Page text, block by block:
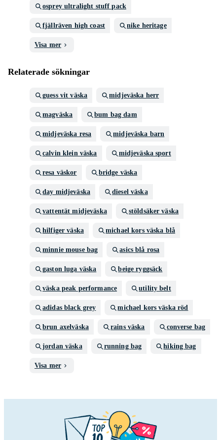
osprey ultralight stuff pack
fjällräven high coast nike heritage
Visa mer
Relaterade sökningar
guess vit väska midjeväska herr
magväska bum bag dam
midjeväska resa midjeväska barn
calvin klein väska midjeväska sport
resa väskor bridge väska
day midjeväska diesel väska
vattentät midjeväska stöldsäker väska
hilfiger väska michael kors väska blå
minnie mouse bag asics blå rosa
gaston luga väska beige ryggsäck
väska peak performance utility belt
adidas black grey michael kors väska röd
brun axelväska rains väska converse bag
jordan väska running bag hiking bag
Visa mer